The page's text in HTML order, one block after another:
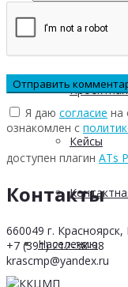
Кейсы
Населению
Я даю согласие на
ознакомлен с
доступен плагин ATs
Контакты
660049 г.
+7 (391) 212-38-38
krascmp@yandex.ru